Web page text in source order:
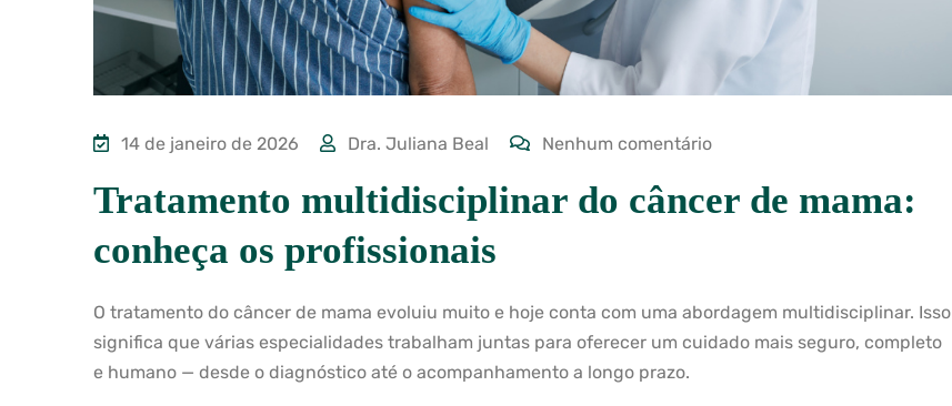
14 de janeiro de 2026 Dra. Juliana Beal Nenhum comentário
Tratamento multidisciplinar do câncer de mama:
conheça os profissionais
O tratamento do câncer de mama evoluiu muito e hoje conta com uma abordagem multidisciplinar. Isso
significa que várias especialidades trabalham juntas para oferecer um cuidado mais seguro, completo
e humano — desde o diagnóstico até o acompanhamento a longo prazo.